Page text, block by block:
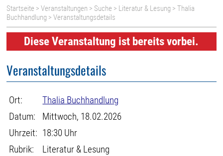
Startseite >Veranstaltungen > Suche > Literatur & Lesung >Thalia
Buchhandlung > Veranstaltungsdetails
Diese Veranstaltung ist bereits vorbei.
Veranstaltungsdetails
Ort:
Thalia Buchhandlung
Datum:
Mittwoch, 18.02.2026
Uhrzeit: 18:30 Uhr
Rubrik:
Literatur & Lesung